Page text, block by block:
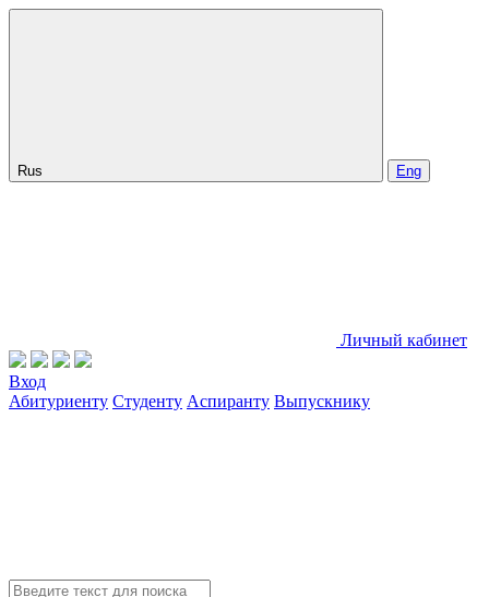
Rus Eng
Личный кабинет
Вход
Абитуриенту Студенту Аспиранту Выпускнику